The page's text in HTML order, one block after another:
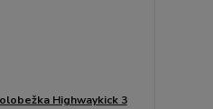
Highwaykick 3